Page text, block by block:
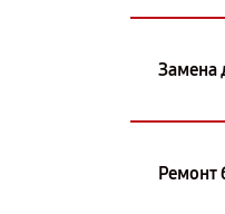
Замена
Ремонт